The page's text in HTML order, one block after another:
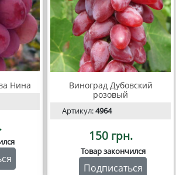
Нина
Виноград Дубовский
розовый
Артикул:4964
150 грн.
Товар закончился
Подписаться